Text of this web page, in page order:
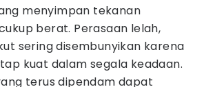
menyimpan tekanan
berat. Perasaan lelah,
sering disembunyikan karena
kuat dalam segala keadaan.
terus dipendam dapat